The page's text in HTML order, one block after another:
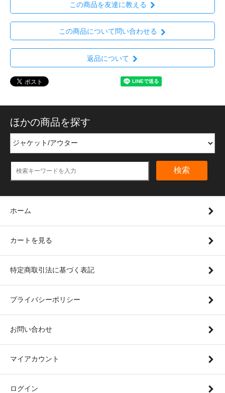
この商品を友達に教える
この商品について問い合わせる
返品について
ほかの商品を探す
検索
ホーム
カートを見る
特定商取引法に基づく表記
プライバシーポリシー
お問い合わせ
マイアカウント
ログイン